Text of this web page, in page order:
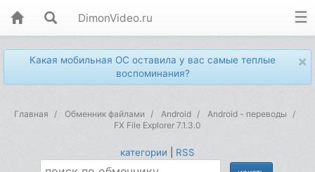
DimonVideo.ru
×
Какая мобильная ОС оставила у вас самые теплые
воспоминания?
Главная Обменник файлами Android
Android - переводы
FX File Explorer 7.1.3.0
категории RSS